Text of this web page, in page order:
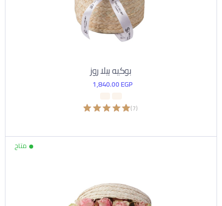
بوكيه بيلا روز
1,840.00EGP
(
7
)